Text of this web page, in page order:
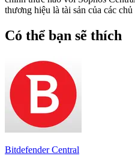
thương hiệu là tài sản của các
Có thể bạn sẽ thích
Bitdefender Central